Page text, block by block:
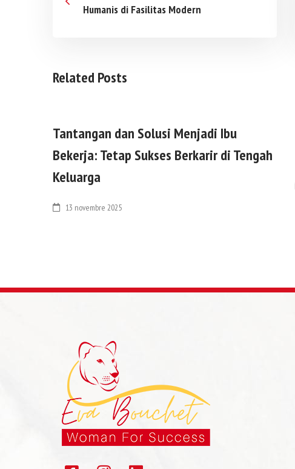
Humanis di Fasilitas Modern
Related Posts
Tantangan dan Solusi Menjadi Ibu
Bekerja: Tetap Sukses Berkarir di Tengah
Keluarga
13 novembre 2025